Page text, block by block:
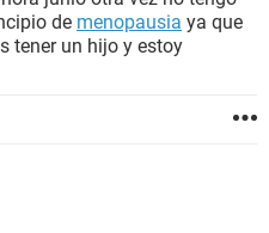
de menopausia ya que
tener un hijo y estoy